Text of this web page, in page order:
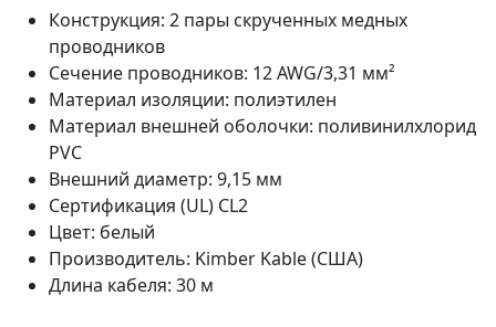
Конструкция: 2 пары скрученных медных
проводников
Сечение проводников: 12 AWG/3,31 мм²
Материал изоляции: полиэтилен
Материал внешней оболочки: поливинилхлорид
PVC
Внешний диаметр: 9,15 мм
Сертификация (UL) CL2
Цвет: белый
Производитель: Kimber Kable (США)
Длина кабеля: 30 м